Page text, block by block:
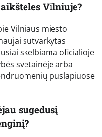
Vilniuje?
Vilniaus miesto
sutvarkytas
skelbiama oficialioje
svetainėje arba
puslapiuose
sugedusį